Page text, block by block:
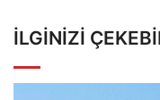
İLGINIZI